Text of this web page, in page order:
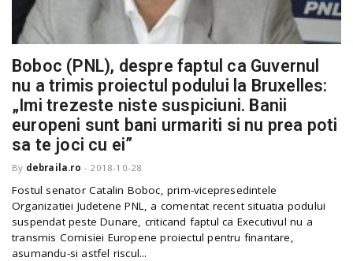
Boboc (PNL), despre faptul ca Guvernul
nu a trimis proiectul podului la Bruxelles:
„Imi trezeste niste suspiciuni. Banii
europeni sunt bani urmariti si nu prea poti
sa te joci cu ei”
By debraila.ro - 2018-10-28
Fostul senator Catalin Boboc, prim-vicepresedintele
Organizatiei Judetene PNL, a comentat recent situatia podului
suspendat peste Dunare, criticand faptul ca Executivul nu a
transmis Comisiei Europene proiectul pentru finantare,
asumandu-si astfel riscul...